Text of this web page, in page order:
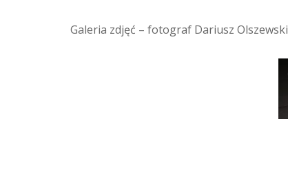
Galeria zdjęć – fotograf Dariusz Olszewski